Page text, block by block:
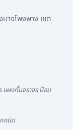
างโพงพาง เขต
แผงกั้นจราจร ป้อม
ชนิด